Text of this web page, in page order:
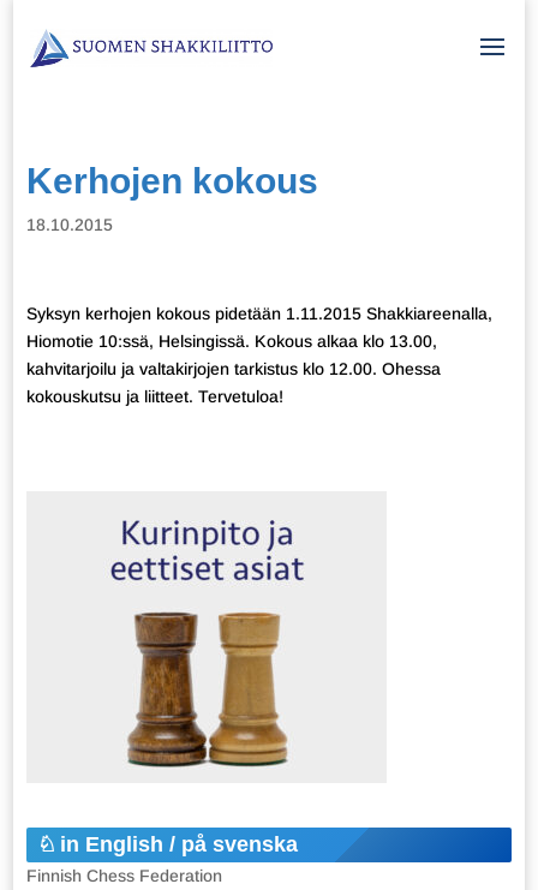
Kerhojen kokous
18.10.2015
Syksyn kerhojen kokous pidetään 1.11.2015 Shakkiareenalla,
Hiomotie 10:ssä, Helsingissä. Kokous alkaa klo 13.00,
kahvitarjoilu ja valtakirjojen tarkistus klo 12.00. Ohessa
kokouskutsu ja liitteet. Tervetuloa!
in English / på svenska
Finnish Chess Federation